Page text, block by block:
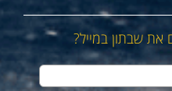
את שבתון במייל?